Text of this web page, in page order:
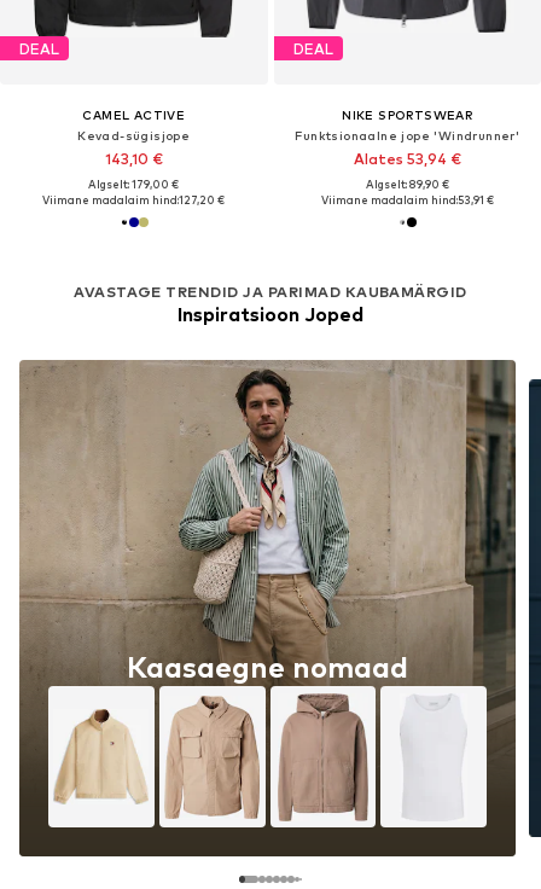
DEAL
CAMEL ACTIVE
Kevad-sügisjope
143,10 €
Algselt: 179,00 €
Viimane madalaim hind:127,20 €
DEAL
NIKE SPORTSWEAR
Funktsionaalne jope 'Windrunner'
Alates 53,94 €
Algselt: 89,90 €
Viimane madalaim hind:53,91 €
AVASTAGE TRENDID JA PARIMAD KAUBAMÄRGID
Inspiratsioon Joped
Kaasaegne nomaad